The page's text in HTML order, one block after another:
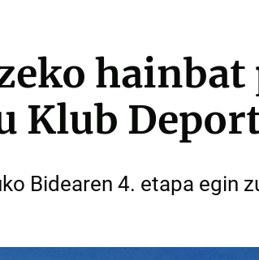
hainbat
Klub
Bidearen 4. etapa egin